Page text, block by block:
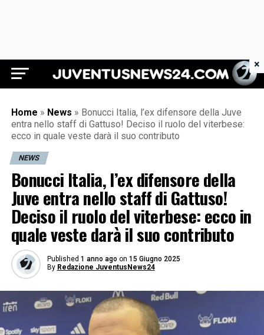
Juventus News 24
Home » News » Bonucci Italia, l’ex difensore della Juve
entra nello staff di Gattuso! Deciso il ruolo del viterbese:
ecco in quale veste darà il suo contributo
NEWS
Bonucci Italia, l’ex difensore della
Juve entra nello staff di Gattuso!
Deciso il ruolo del viterbese: ecco in
quale veste darà il suo contributo
Published 1 anno ago on 15 Giugno 2025
By Redazione JuventusNews24
×